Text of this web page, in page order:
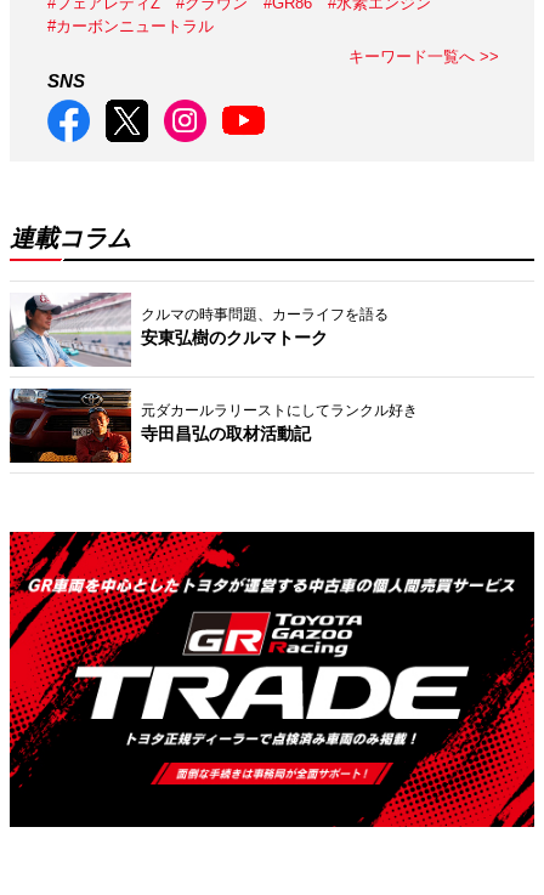
#カーボンニュートラル
キーワード一覧へ >>
SNS
連載コラム
クルマの時事問題、カーライフを語る
安東弘樹のクルマトーク
元ダカールラリーストにしてランクル好き
寺田昌弘の取材活動記